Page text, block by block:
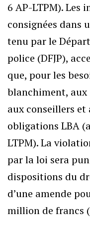
6 AP-LTPM). Les
consignées dans
tenu par le
police (DFJP),
que, pour les
blanchiment,
aux conseillers et
obligations LBA
LTPM). La
par la loi sera
dispositions du
d’une amende
million de francs